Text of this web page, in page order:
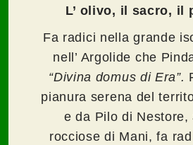
L’ olivo, il sacro, il
Fa radici nella grande
nell’ Argolide che
“Divina domus di Era”.
pianura serena del
e da Pilo di Nestore,
rocciose di Mani, fa